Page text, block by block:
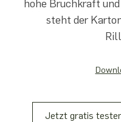
hohe Bruchkraft
steht der
Jetzt gratis